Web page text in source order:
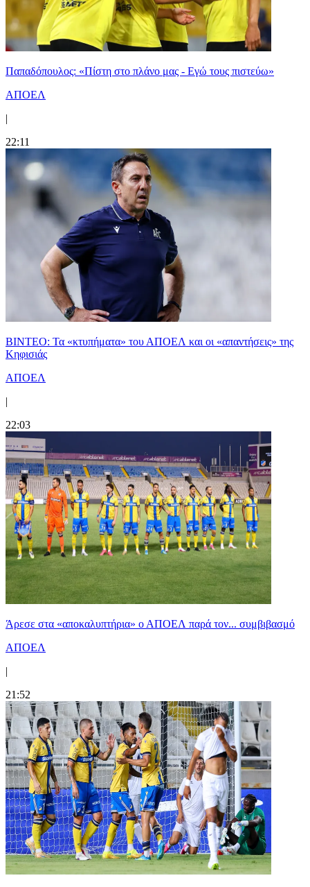
Παπαδόπουλος: «Πίστη στο πλάνο μας - Εγώ τους πιστεύω»
ΑΠΟΕΛ
|
22:11
ΒΙΝΤΕΟ: Τα «κτυπήματα» του ΑΠΟΕΛ και οι «απαντήσεις» της
Κηφισιάς
ΑΠΟΕΛ
|
22:03
Άρεσε στα «αποκαλυπτήρια» ο ΑΠΟΕΛ παρά τον... συμβιβασμό
ΑΠΟΕΛ
|
21:52